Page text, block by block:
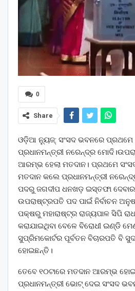
0
Share
ଓଡ଼ିଆ ନ୍ୟୁଜ୍: ସଂସଦ ଭବନରେ
ପ୍ରଧାନମନ୍ତ୍ରୀ ନରେନ୍ଦ୍ର
ଆରମ୍ଭ ହେଲା ମତଦାନ। ପ୍ରଥମେ
ମତଦାନ କଲେ ପ୍ରଧାନମନ୍ତ୍ରୀ
ପଦ‌ରୁ ଜଗଦୀପ ଧନଖଡ଼ ଇସ୍ତଫା
ଉପରାଷ୍ଟ୍ରପତି ପଦ ପାଇଁ ନିର୍ବାଚନ
ପକ୍ଷରୁ ମହାରାଷ୍ଟ୍ର ରାଜ୍ୟପାଳ ସିପି
କରାଯାଇଥିବା ବେଳେ ବିରୋଧୀ ଇଣ୍ଡି
ସୁପ୍ରିମକୋର୍ଟର ପୂର୍ବତନ ବିଚାରପତି ବି
ହୋଇଛନ୍ତି।
ତେବେ ୧୦ଟାରେ ମତଦାନ ଆରମ୍ଭ
ପ୍ରଧାନମନ୍ତ୍ରୀ ଭୋଟ୍ ଦେଇ ସଂସଦ